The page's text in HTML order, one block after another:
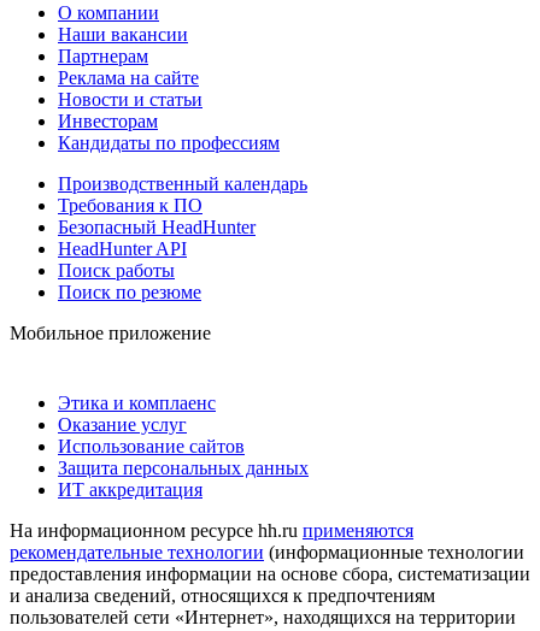
О компании
Наши вакансии
Партнерам
Реклама на сайте
Новости и статьи
Инвесторам
Кандидаты по профессиям
Производственный календарь
Требования к ПО
Безопасный HeadHunter
HeadHunter API
Поиск работы
Поиск по резюме
Мобильное приложение
Этика и комплаенс
Оказание услуг
Использование сайтов
Защита персональных данных
ИТ аккредитация
На информационном ресурсе hh.ru применяются
рекомендательные технологии (информационные технологии
предоставления информации на основе сбора, систематизации
и анализа сведений, относящихся к предпочтениям
пользователей сети «Интернет», находящихся на территории